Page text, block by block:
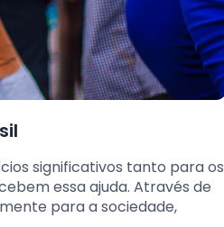
significativos tanto para os
essa ajuda. Através de
para a sociedade,